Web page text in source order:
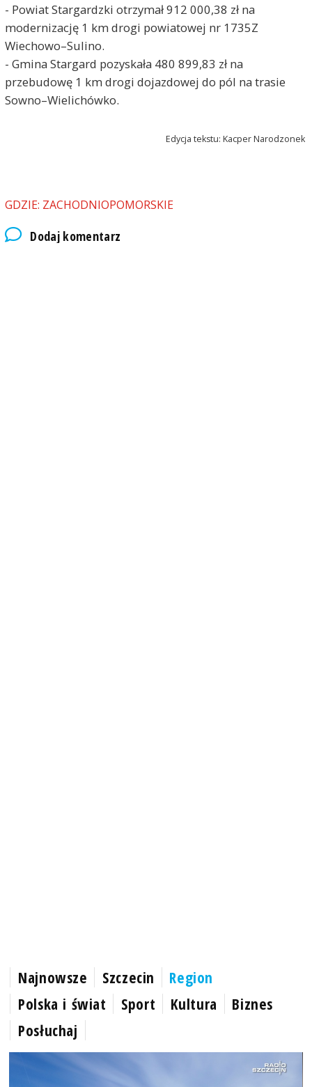
- Powiat Stargardzki otrzymał 912 000,38 zł na
modernizację 1 km drogi powiatowej nr 1735Z
Wiechowo–Sulino.
- Gmina Stargard pozyskała 480 899,83 zł na
przebudowę 1 km drogi dojazdowej do pól na trasie
Sowno–Wielichówko.
Edycja tekstu: Kacper Narodzonek
GDZIE: ZACHODNIOPOMORSKIE
Dodaj komentarz
Najnowsze Szczecin
Region
Polska i świat
Sport Kultura
Biznes
Posłuchaj